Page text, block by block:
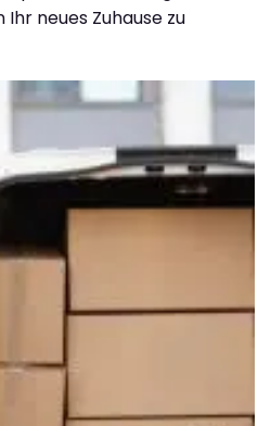
Ihr neues Zuhause zu